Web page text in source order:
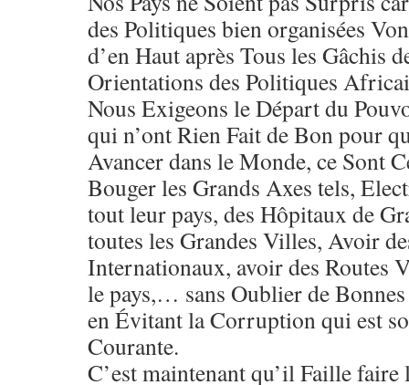
des Politiques bien organisées
d’en Haut après Tous les Gâchis
Orientations des Politiques
Nous Exigeons le Départ du
qui n’ont Rien Fait de Bon pour
Avancer dans le Monde, ce Sont
Bouger les Grands Axes tels,
tout leur pays, des Hôpitaux de
toutes les Grandes Villes, Avoir
Internationaux, avoir des Routes
le pays,… sans Oublier de Bonnes
en Évitant la Corruption qui est
Courante.
C’est maintenant qu’il Faille